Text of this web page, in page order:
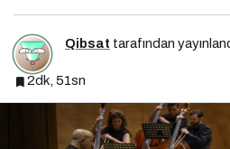
Qibsat tarafından
2dk, 51sn